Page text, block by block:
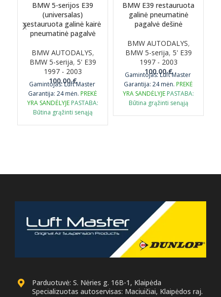
BMW 5-serijos E39
(universalas)
restauruota galinė kairė
pneumatinė pagalvė
BMW AUTODALYS,
BMW 5-serija, 5' E39
1997 - 2003
100.00€
Gamintojas: Luft Master
Garantija: 24 mėn. PREKĖ
YRA SANDĖLYJE PASTABA:
Būtina grąžinti senąją
BMW E39 restauruota
galinė pneumatinė
pagalvė dešinė
BMW AUTODALYS,
BMW 5-serija, 5' E39
1997 - 2003
100.00€
Gamintojas: Luft Master
Garantija: 24 mėn. PREKĖ
YRA SANDĖLYJE PASTABA:
Būtina grąžinti senąją
Parduotuvė: S. Nėries g. 16B-1, Klaipėda
Specializuotas autoservisas: Maciuičiai, Klaipėdos raj.